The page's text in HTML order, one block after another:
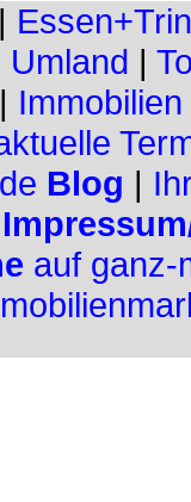
|
Umland |
| Immobilien
Blog |
auf ganz-